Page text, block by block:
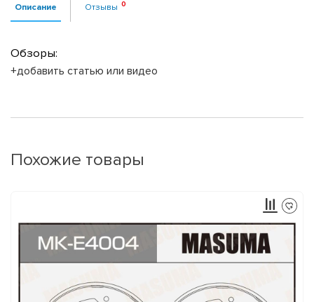
Описание Отзывы
Обзоры:
+добавить статью или видео
Похожие товары